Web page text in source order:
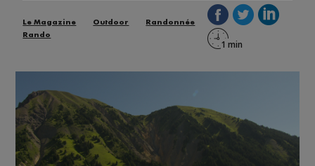
Le Magazine Outdoor
Randonnée
Rando